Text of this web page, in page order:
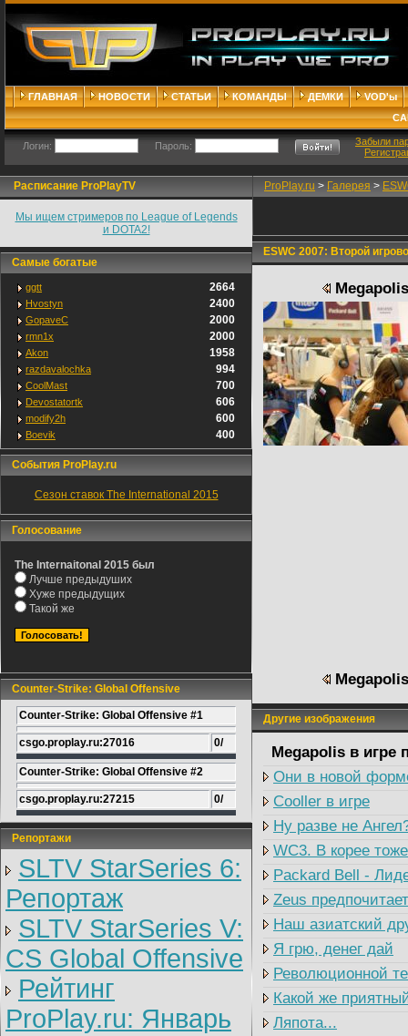
ГЛАВНАЯ НОВОСТИ СТАТЬИ КОМАНДЫ ДЕМКИ
VOD'ы
Логин: Пароль:
Забыли
Расписание ProPlayTV
Мы ищем стримеров по League of Legends
и DOTA2!
Самые богатые
ggtt 2664
Hvostyn 2400
GopaveC 2000
rmn1x 2000
Akon 1958
razdavalochka 994
CoolMast 700
Devostatortk 606
modify2h 600
Boevik 400
События ProPlay.ru
Сезон ставок The International 2015
Голосование
The Internaitonal 2015 был
Лучше предыдуших
Хуже предыдущих
Такой же
Counter-Strike: Global Offensive
Counter-Strike: Global Offensive #1
csgo.proplay.ru:27016 0/
Counter-Strike: Global Offensive #2
csgo.proplay.ru:27215 0/
Репортажи
SLTV StarSeries 6:
Репортаж
SLTV StarSeries V:
CS Global Offensive
Рейтинг
ProPlay.ru: Январь
ProPlay.ru > Галерея >
ESWC 2007: Второй
Другие изображения
Megapolis в игре
Они в новой
Cooller в игре
Ну разве не
WC3. В корее
Packard Bell -
Zeus
Наш азиатский
Я грю, денег дай
Революционной
Какой же
Ляпота...